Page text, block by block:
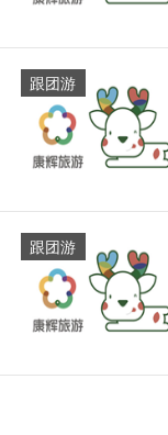
跟团游
跟团游